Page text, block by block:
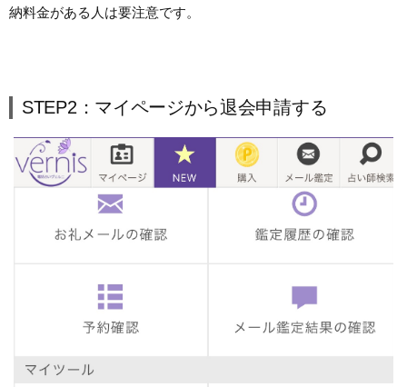
納料金がある人は要注意です。
STEP2：マイページから退会申請する